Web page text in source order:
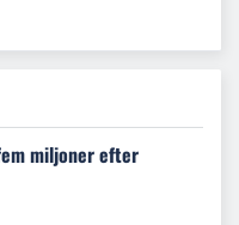
miljoner efter